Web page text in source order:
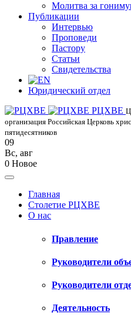
Молитва за
Публикации
Интервью
Проповеди
Пастору
Статьи
Свидетельства
Юридический отдел
РЦХВЕ
организация Российская Церковь
пятидесятников
09
Вс, авг
0 Новое
Главная
Столетие РЦХВЕ
О нас
Правление
Руководители
Руководители
Деятельность